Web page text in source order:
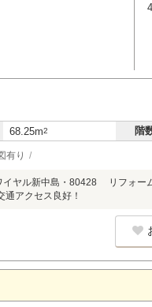
68.25m2 階
有り
イヤル新中島・80428 リフォー
アクセス良好！